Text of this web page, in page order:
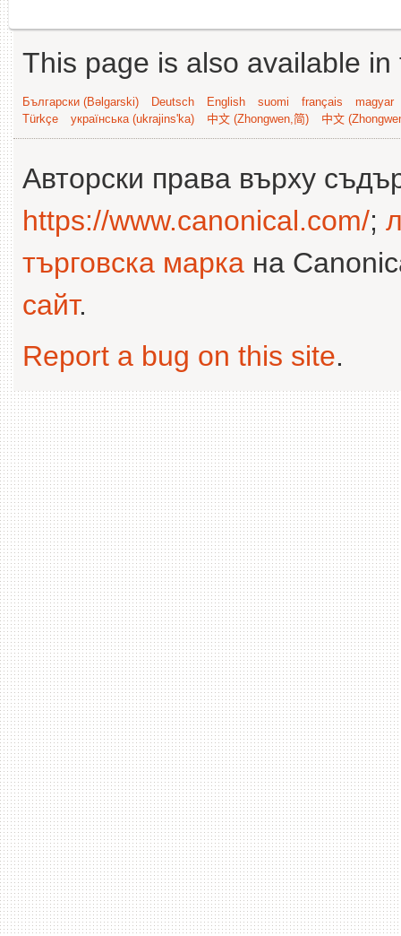
This page is also available
Български (Bəlgarski) Deutsch English suomi français
magyar
Türkçe
українська (ukrajins'ka) 中文 (Zhongwen,简) 中文
Авторски права върху
https://www.canonical.com/;
търговска марка на
сайт.
Report a bug on this site.